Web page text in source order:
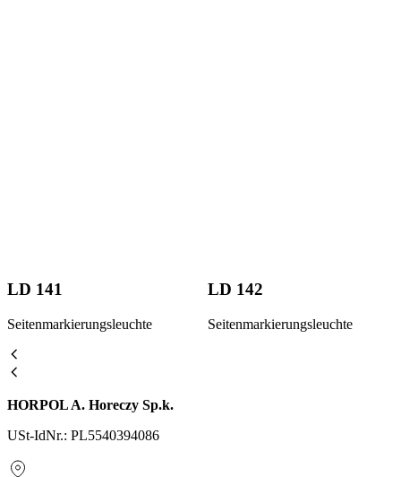
LD 141
Seitenmarkierungsleuchte
LD 142
Seitenmarkierungsleuchte
HORPOL A. Horeczy Sp.k.
USt-IdNr.: PL5540394086